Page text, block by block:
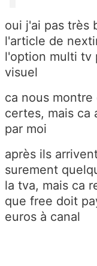
oui j'ai pas très
l'article de
l'option multi tv
visuel
ca nous
certes, mais ca
par moi
après ils
surement
la tva, mais ca
que free doit
euros à canal